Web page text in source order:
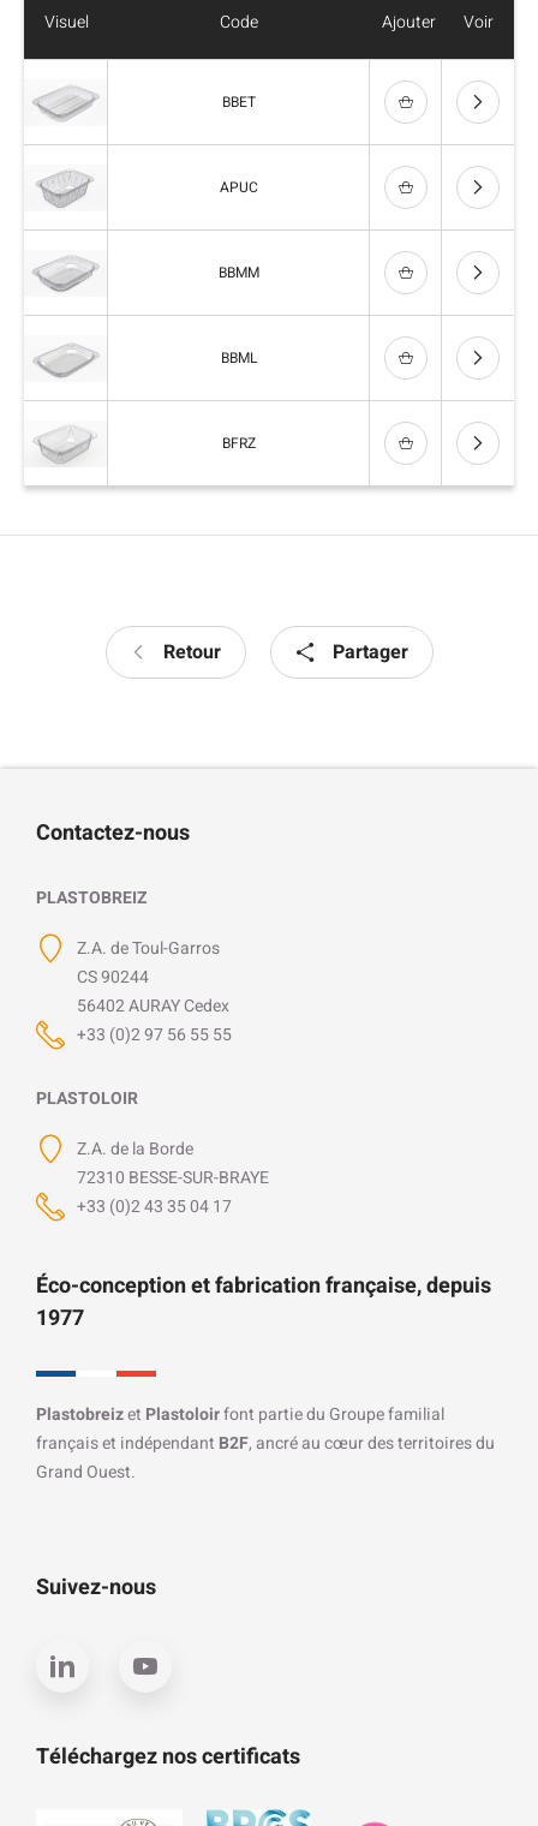
Visuel Code Ajouter Voir
BBET
APUC
BBMM
BBML
BFRZ
Retour Partager
Contactez-nous
PLASTOBREIZ
Z.A. de Toul-Garros
CS 90244
56402 AURAY Cedex
+33 (0)2 97 56 55 55
PLASTOLOIR
Z.A. de la Borde
72310 BESSE-SUR-BRAYE
+33 (0)2 43 35 04 17
Éco-conception et fabrication française, depuis
1977
Plastobreizet Plastoloirfont partie du Groupe familial
français et indépendant B2F, ancré au cœur des territoires du
Grand Ouest.
Suivez-nous
Téléchargez nos certificats